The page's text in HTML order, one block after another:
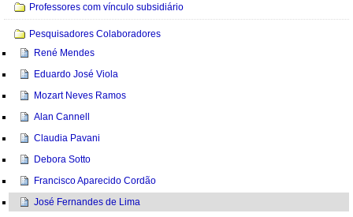
Professores com vínculo subsidiário
Pesquisadores Colaboradores
René Mendes
Eduardo José Viola
Mozart Neves Ramos
Alan Cannell
Claudia Pavani
Debora Sotto
Francisco Aparecido Cordão
José Fernandes de Lima